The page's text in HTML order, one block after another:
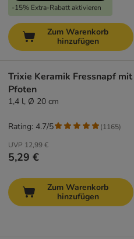
-15% Extra-Rabatt aktivieren
Zum Warenkorb
hinzufügen
Trixie Keramik Fressnapf mit
Pfoten
1,4 l, Ø 20 cm
UVP 12,99 €
5,29 €
Rating: 4.7/5 (1165)
Zum Warenkorb
hinzufügen